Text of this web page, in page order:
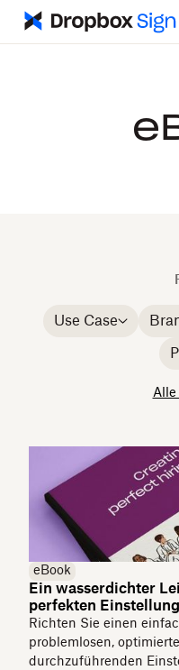
Use Case
Alle
eBook
Ein wasserdichter
perfekten
Richten Sie einen
problemlosen,
durchzuführenden